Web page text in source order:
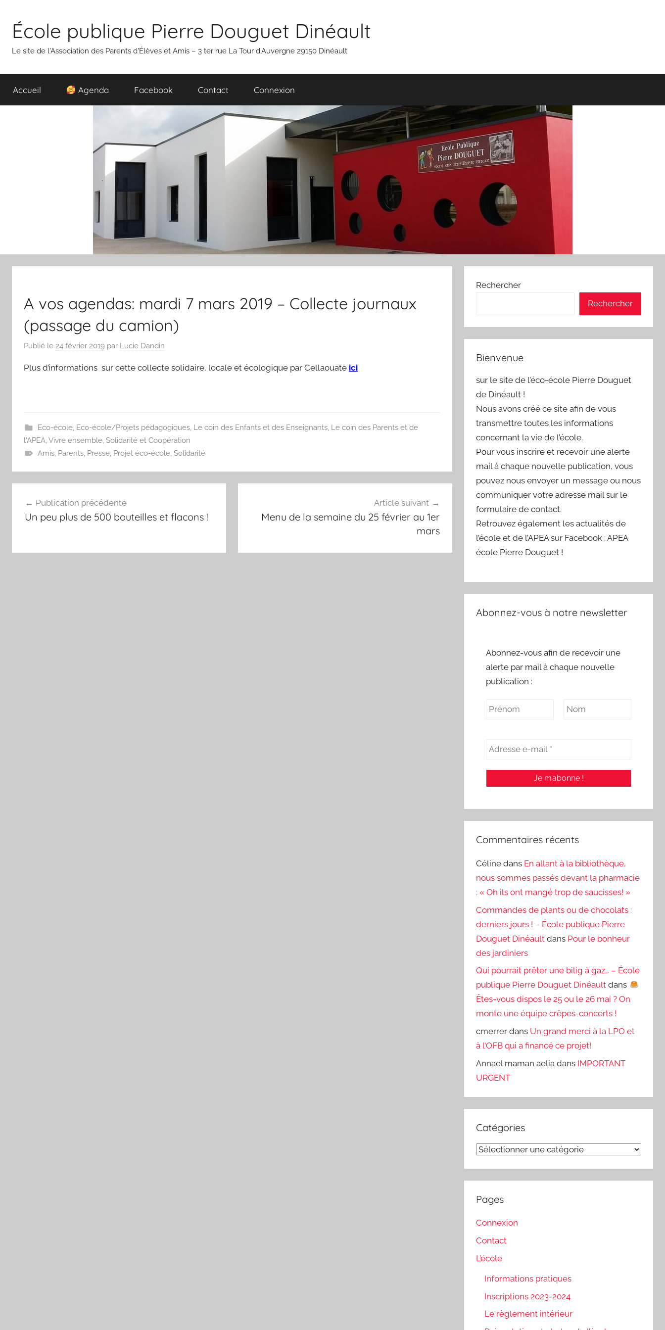
contenu
École publique Pierre Douguet Dinéault
Le site de l'Association des Parents d'Élèves et Amis – 3 ter rue La Tour d'Auvergne 29150 Dinéault
Accueil Agenda Facebook Contact Connexion
A vos agendas: mardi 7 mars 2019 – Collecte journaux
(passage du camion)
Publié le 24 février 2019 par Lucie Dandin
Plus d’informations sur cette collecte solidaire, locale et écologique par Cellaouate ici
Eco-école, Eco-école/Projets pédagogiques, Le coin des Enfants et des Enseignants, Le coin des Parents et de
l'APEA,Vivre ensemble, Solidarité et Coopération
Amis, Parents, Presse, Projet éco-école, Solidarité
de
l’article
Publication précédente
Un peu plus de 500 bouteilles et flacons !
Article suivant
Menu de la semaine du 25 février au 1er
mars
Rechercher
Rechercher
Bienvenue
sur le site de l’éco-école Pierre Douguet
de Dinéault !
Nous avons créé ce site afin de vous
transmettre toutes les informations
concernant la vie de l’école.
Pour vous inscrire et recevoir une alerte
mail à chaque nouvelle publication, vous
pouvez nous envoyer un message ou nous
communiquer votre adresse mail sur le
formulaire de contact.
Retrouvez également les actualités de
l’école et de l’APEA sur Facebook : APEA
école Pierre Douguet !
Abonnez-vous à notre newsletter
Abonnez-vous afin de recevoir une
alerte par mail à chaque nouvelle
publication :
Commentaires récents
Céline dans En allant à la bibliothèque,
nous sommes passés devant la pharmacie
: « Oh ils ont mangé trop de saucisses! »
Commandes de plants ou de chocolats :
derniers jours ! – École publique Pierre
Douguet Dinéault dans Pour le bonheur
des jardiniers
Qui pourrait prêter une bilig à gaz… – École
publique Pierre Douguet Dinéault dans
Êtes-vous dispos le 25 ou le 26 mai ? On
monte une équipe crêpes-concerts !
cmerrer dans Un grand merci à la LPO et
à l’OFB qui a financé ce projet!
Annael maman aelia dans IMPORTANT
URGENT
Catégories
Catégories
Pages
Connexion
Contact
L’école
Informations pratiques
Inscriptions 2023-2024
Le règlement intérieur